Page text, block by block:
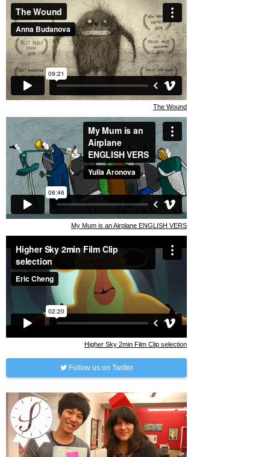
The Wound
My Mum is an Airplane ENGLISH VERS
Higher Sky 2min Film Clip selection
Follow us on Twitter